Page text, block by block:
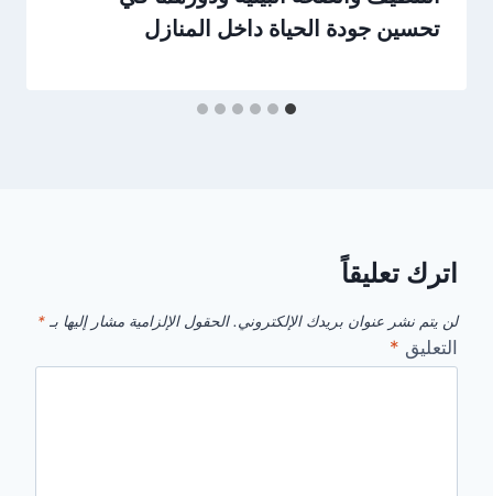
تحسين جودة الحياة داخل المنازل
اترك تعليقاً
لن يتم نشر عنوان بريدك الإلكتروني. الحقول الإلزامية مشار إليها بـ *
التعليق *